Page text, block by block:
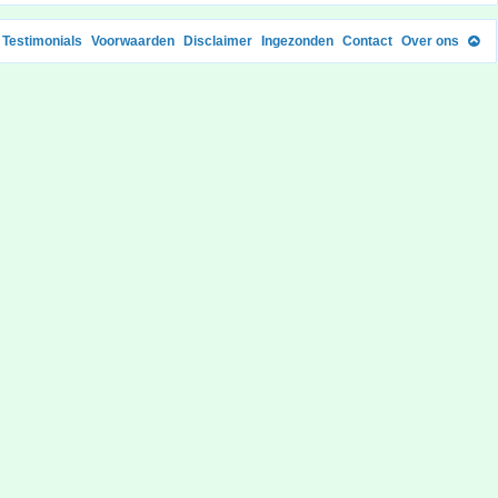
Testimonials Voorwaarden Disclaimer Ingezonden Contact Over ons